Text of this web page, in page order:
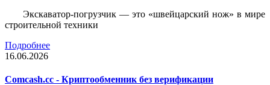
Экскаватор-погрузчик — это «швейцарский нож» в мире
строительной техники
Подробнее
16.06.2026
Comcash.cc - Криптообменник без верификации